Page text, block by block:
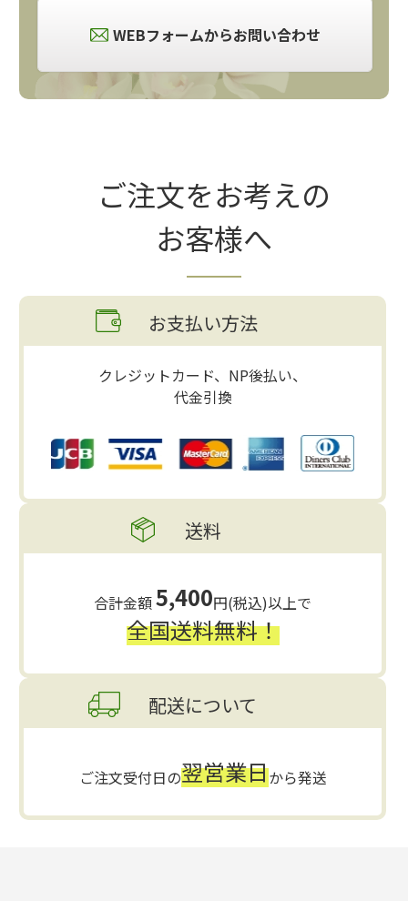
WEBフォームからお問い合わせ
ご注文をお考えの
お客様へ
お支払い方法
クレジットカード、NP後払い、
代金引換
送料
合計金額5,400円(税込)以上で
全国送料無料！
配送について
ご注文受付日の翌営業日から発送